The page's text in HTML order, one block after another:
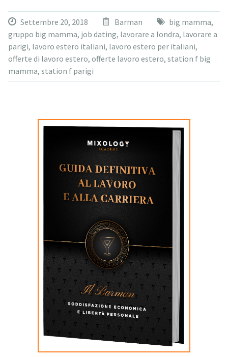
Settembre 20, 2018 Barman big mamma,
gruppo big mamma, job dating, lavorare a londra, lavorare a
parigi, lavoro estero italiani, lavoro estero per italiani,
offerte di lavoro estero, offerte lavoro estero, station f big
mamma, station f parigi